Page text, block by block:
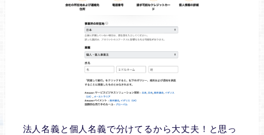
法人名義と個人名義で分けてるから大丈夫！と思っ